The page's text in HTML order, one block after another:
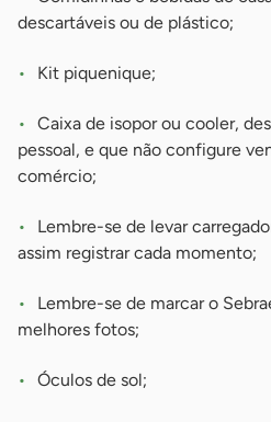
descartáveis ou de plástico;
Kit piquenique;
Caixa de isopor ou cooler,
pessoal, e que não configure
comércio;
Lembre-se de levar
assim registrar cada momento;
Lembre-se de marcar o
melhores fotos;
Óculos de sol;